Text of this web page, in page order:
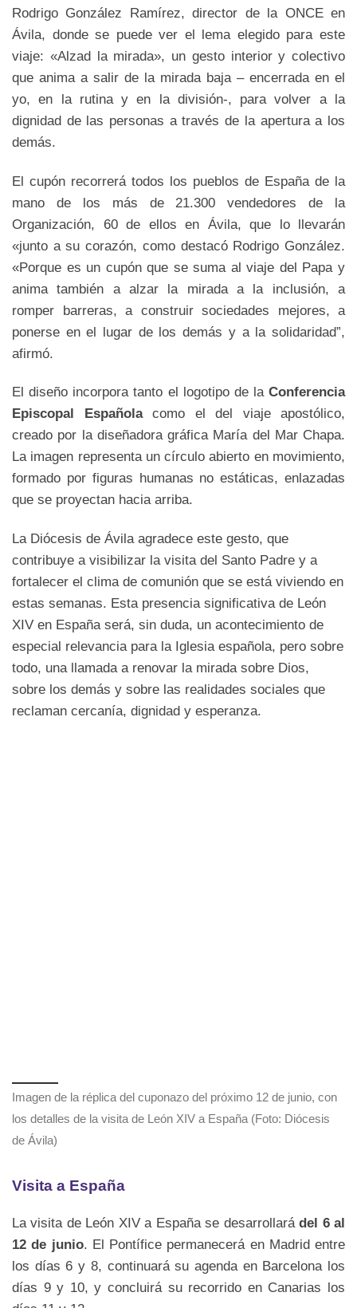
Rodrigo González Ramírez, director de la ONCE en
Ávila, donde se puede ver el lema elegido para este
viaje: «Alzad la mirada», un gesto interior y colectivo
que anima a salir de la mirada baja – encerrada en el
yo, en la rutina y en la división-, para volver a la
dignidad de las personas a través de la apertura a los
demás.
El cupón recorrerá todos los pueblos de España de la
mano de los más de 21.300 vendedores de la
Organización, 60 de ellos en Ávila, que lo llevarán
«junto a su corazón, como destacó Rodrigo González.
«Porque es un cupón que se suma al viaje del Papa y
anima también a alzar la mirada a la inclusión, a
romper barreras, a construir sociedades mejores, a
ponerse en el lugar de los demás y a la solidaridad”,
afirmó.
El diseño incorpora tanto el logotipo de la Conferencia
Episcopal Españolacomo el del viaje apostólico,
creado por la diseñadora gráfica María del Mar Chapa.
La imagen representa un círculo abierto en movimiento,
formado por figuras humanas no estáticas, enlazadas
que se proyectan hacia arriba.
La Diócesis de Ávila agradece este gesto, que
contribuye a visibilizar la visita del Santo Padre y a
fortalecer el clima de comunión que se está viviendo en
estas semanas. Esta presencia significativa de León
XIV en España será, sin duda, un acontecimiento de
especial relevancia para la Iglesia española, pero sobre
todo, una llamada a renovar la mirada sobre Dios,
sobre los demás y sobre las realidades sociales que
reclaman cercanía, dignidad y esperanza.
Imagen de la réplica del cuponazo del próximo 12 de junio, con
los detalles de la visita de León XIV a España (Foto: Diócesis
de Ávila)
Visita a España
La visita de León XIV a España se desarrollarádel 6 al
12 de junio. El Pontífice permanecerá en Madrid entre
los días 6 y 8, continuará su agenda en Barcelona los
días 9 y 10, y concluirá su recorrido en Canarias los